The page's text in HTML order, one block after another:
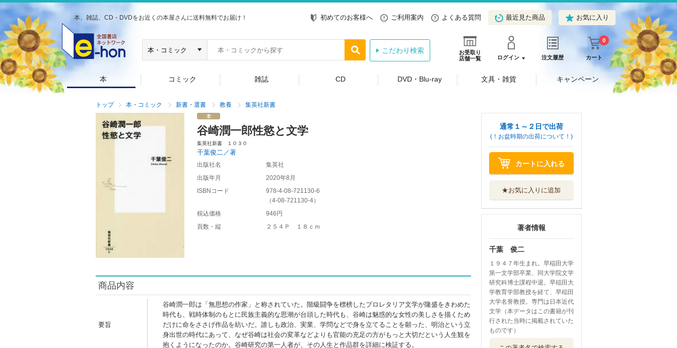
本、雑誌、CD・DVDをお近くの本屋さんに送料無料でお届け！ 初めてのお客様へ ご利用案内 よくある質問 最近見た商品 お気に入り
お受取り
店舗一覧
ログイン 注文履歴 カート
0
こだわり検索
本 コミック 雑誌 CD DVD・Blu-ray 文具・雑貨 キャンペーン
トップ 本・コミック 新書・選書 教養 集英社新書
谷崎潤一郎性慾と文学
集英社新書 １０３０
千葉俊二／著
出版社名
集英社
出版年月
2020年8月
ISBNコード
978-4-08-721130-6
（4-08-721130-4）
税込価格
946円
頁数・縦
２５４Ｐ １８ｃｍ
商品内容
要旨
谷崎潤一郎は「無思想の作家」と称されていた。階級闘争を標榜したプロレタリア文学が隆盛をきわめた
時代も、戦時体制のもとに民族主義的な思潮が台頭した時代も、谷崎は魅惑的な女性の美しさを描くため
だけに命をささげ作品を紡いだ。誰しも政治、実業、学問などで身を立てることを願った、明治という立
身出世の時代にあって、なぜ谷崎は社会の変革などよりも官能の充足の方がもっと大切だという人生観を
抱くようになったのか。谷崎研究の第一人者が、その人生と作品群を詳細に検証する。
通常１～２日で出荷
(！お盆時期の出荷について！)
カートに入れる
★お気に入りに追加
著者情報
千葉 俊二
１９４７年生まれ。早稲田大学
第一文学部卒業、同大学院文学
研究科博士課程中退。早稲田大
学教育学部教授を経て、早稲田
大学名誉教授。専門は日本近代
文学（本データはこの書籍が刊
行された当時に掲載されていた
ものです）